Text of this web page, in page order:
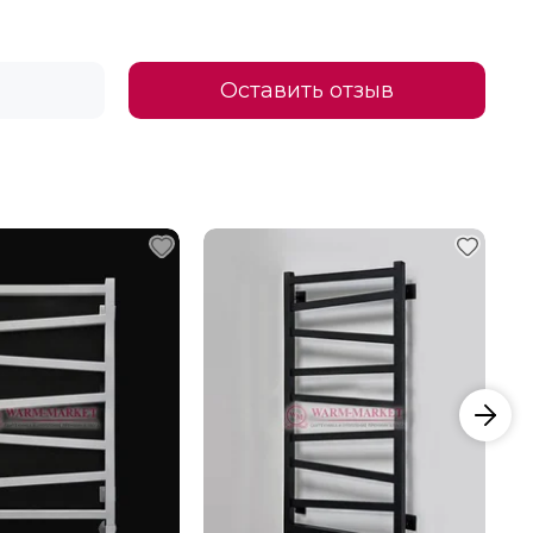
Оставить отзыв